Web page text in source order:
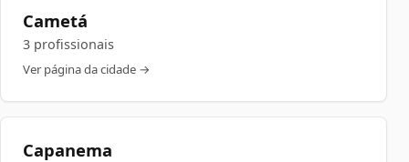
Cametá
3 profissionais
Ver página da cidade →
Capanema